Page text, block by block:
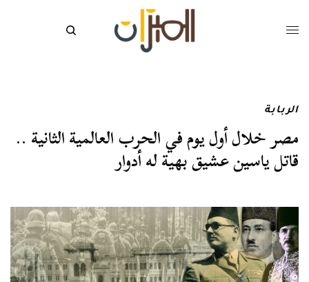
الربابة
مصر خلال أول يوم في الحرب العالمية الثانية ..
قاتل ياسين عشيق بهية له أدوار